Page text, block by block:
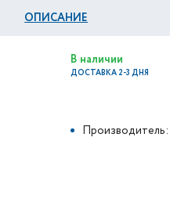
ОПИСАНИЕ
В наличии
ДОСТАВКА 2-3 ДНЯ
Производитель: